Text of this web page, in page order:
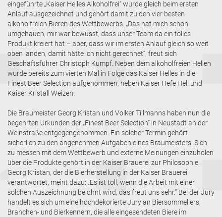
eingeführte „Kaiser Helles Alkoholfrei“ wurde gleich beim ersten
Anlauf ausgezeichnet und gehört damit zu den vier besten
alkoholfreien Bieren des Wettbewerbs. „Das hat mich schon
umgehauen, mir war bewusst, dass unser Team da ein tolles
Produkt kreiert hat – aber, dass wir im ersten Anlauf gleich so weit
oben landen, damit hätte ich nicht gerechnet“, freut sich
Geschäftsführer Christoph Kumpf. Neben dem alkoholfreien Hellen
wurde bereits zum vierten Mal in Folge das Kaiser Helles in die
Finest Beer Selection aufgenommen, neben Kaiser Hefe Hell und
Kaiser Kristall Weizen.
Die Braumeister Georg Kristan und Volker Tillmanns haben nun die
begehrten Urkunden der „Finest Beer Selection“ in Neustadt an der
Weinstraße entgegengenommen. Ein solcher Termin gehört
sicherlich zu den angenehmen Aufgaben eines Braumeisters. Sich
zu messen mit dem Wettbewerb und externe Meinungen einzuholen
über die Produkte gehört in der Kaiser Brauerei zur Philosophie.
Georg Kristan, der die Bierherstellung in der Kaiser Brauerei
verantwortet, meint dazu: „Es ist toll, wenn die Arbeit mit einer
solchen Auszeichnung belohnt wird, das freut uns sehr.“ Bei der Jury
handelt es sich um eine hochdekorierte Jury an Biersommeliers,
Branchen- und Bierkennern, die alle eingesendeten Biere im